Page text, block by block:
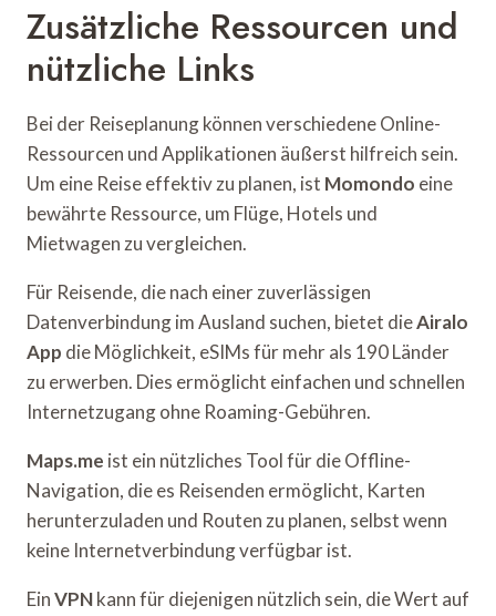
Zusätzliche Ressourcen und
nützliche Links
Bei der Reiseplanung können verschiedene Online-
Ressourcen und Applikationen äußerst hilfreich sein.
Um eine Reise effektiv zu planen, ist Momondo eine
bewährte Ressource, um Flüge, Hotels und
Mietwagen zu vergleichen.
Für Reisende, die nach einer zuverlässigen
Datenverbindung im Ausland suchen, bietet dieAiralo
App die Möglichkeit, eSIMs für mehr als 190 Länder
zu erwerben. Dies ermöglicht einfachen und schnellen
Internetzugang ohne Roaming-Gebühren.
Maps.me ist ein nützliches Tool für die Offline-
Navigation, die es Reisenden ermöglicht, Karten
herunterzuladen und Routen zu planen, selbst wenn
keine Internetverbindung verfügbar ist.
EinVPNkann für diejenigen nützlich sein, die Wert auf